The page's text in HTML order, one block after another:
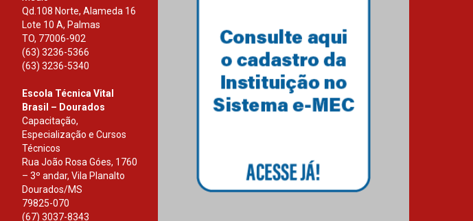
Qd.108 Norte, Alameda 16
Lote 10 A, Palmas
TO, 77006-902
(63) 3236-5366
(63) 3236-5340
Escola Técnica Vital
Brasil – Dourados
Capacitação,
Especialização e Cursos
Técnicos
Rua João Rosa Góes, 1760
– 3º andar, Vila Planalto
Dourados/MS
79825-070
(67) 3037-8343